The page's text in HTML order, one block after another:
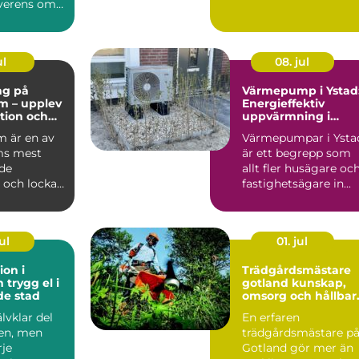
om
på
– upplev
och
är en av
mest
och lockar
08. jul
Värmepump i
Energieffektiv
uppvärmning i
Värmepumpar i
är ett begrepp som
allt fler husägare
fastighetsägare in...
i
i
stad
del
men
01. jul
Trädgårdsmästare
gotland kunskap,
omsorg och hållbar
En erfaren
trädgårdsmästare på
Gotland gör mer än